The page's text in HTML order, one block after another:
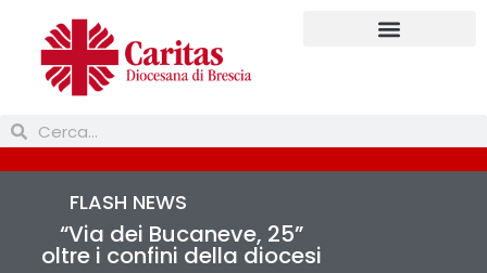
FLASH NEWS
“Via dei Bucaneve, 25”
oltre i confini della diocesi